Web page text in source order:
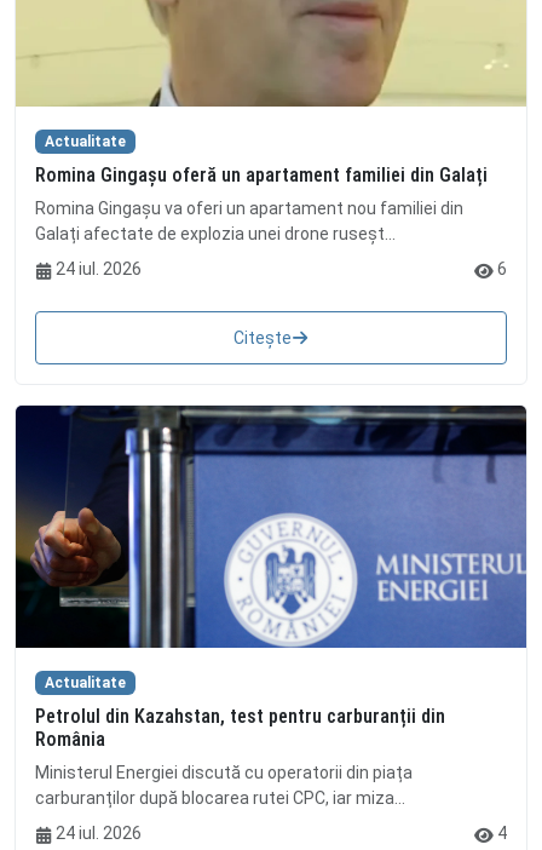
Actualitate
Romina Gingașu oferă un apartament familiei din Galați
Romina Gingașu va oferi un apartament nou familiei din
Galați afectate de explozia unei drone ruseșt...
24 iul. 2026
6
Citește
Actualitate
Petrolul din Kazahstan, test pentru carburanții din
România
Ministerul Energiei discută cu operatorii din piața
carburanților după blocarea rutei CPC, iar miza...
24 iul. 2026
4